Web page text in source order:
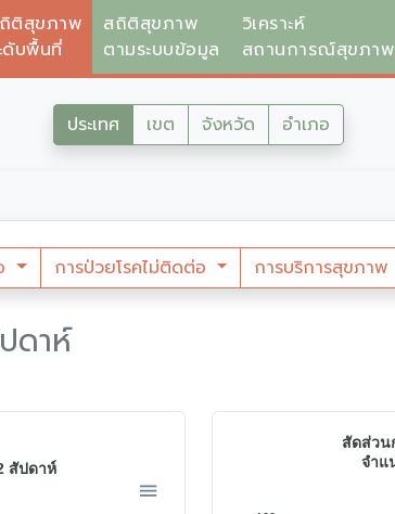
ติสุขภาพ
ดับพื้นที่
สถิติสุขภาพ
ตามระบบข้อมูล
วิเคราะห์
สถานการณ์สุขภาพ
ประเทศ เขต จังหวัด อำเภอ
การป่วยโรคไม่ติดต่อ การบริการสุขภาพ
ดาห์